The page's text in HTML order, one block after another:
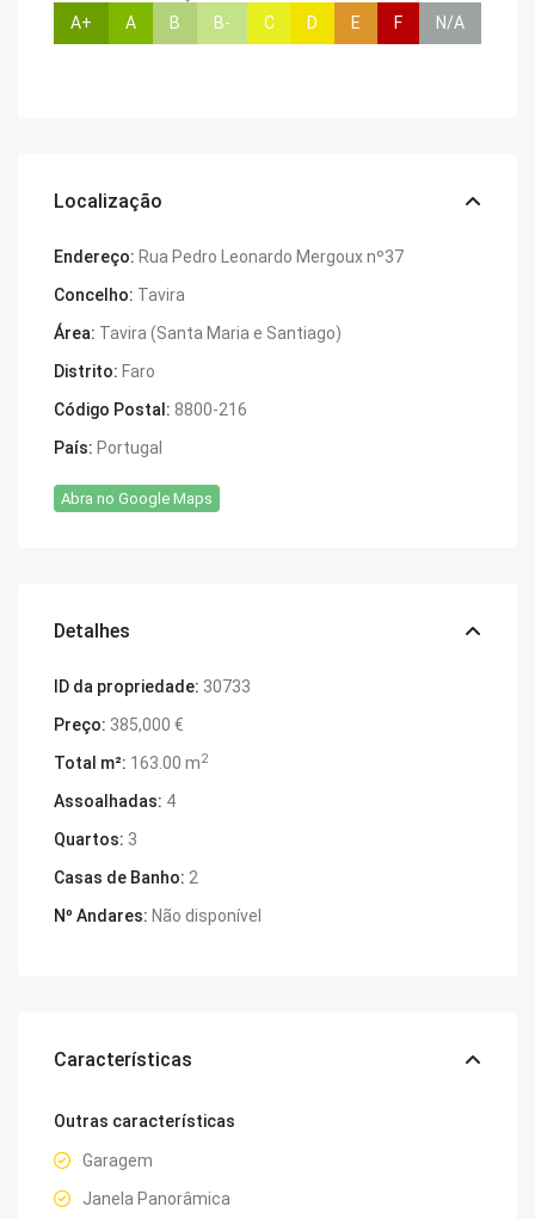
A+ A B B- C D E F N/A
Localização
Endereço: Rua Pedro Leonardo Mergoux nº37
Concelho: Tavira
Área: Tavira (Santa Maria e Santiago)
Distrito: Faro
Código Postal: 8800-216
País: Portugal
Abra no Google Maps
Detalhes
ID da propriedade: 30733
Preço: 385,000 €
Total m²: 163.00 m2
Assoalhadas: 4
Quartos: 3
Casas de Banho: 2
Nº Andares: Não disponível
Características
Outras características
Garagem
Janela Panorâmica